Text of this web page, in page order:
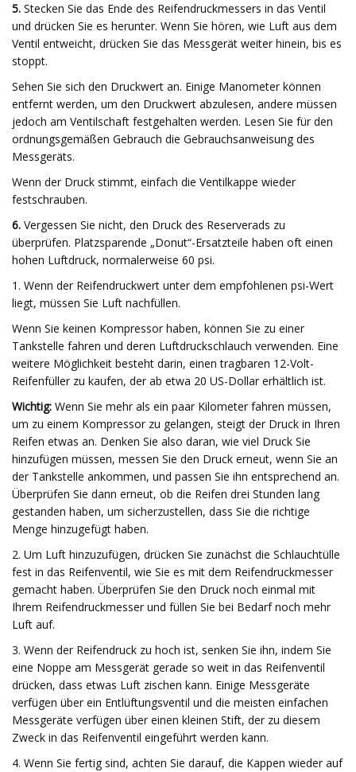
5. Stecken Sie das Ende des Reifendruckmessers in das Ventil
und drücken Sie es herunter. Wenn Sie hören, wie Luft aus dem
Ventil entweicht, drücken Sie das Messgerät weiter hinein, bis es
stoppt.
Sehen Sie sich den Druckwert an. Einige Manometer können
entfernt werden, um den Druckwert abzulesen, andere müssen
jedoch am Ventilschaft festgehalten werden. Lesen Sie für den
ordnungsgemäßen Gebrauch die Gebrauchsanweisung des
Messgeräts.
Wenn der Druck stimmt, einfach die Ventilkappe wieder
festschrauben.
6. Vergessen Sie nicht, den Druck des Reserverads zu
überprüfen. Platzsparende „Donut“-Ersatzteile haben oft einen
hohen Luftdruck, normalerweise 60 psi.
1. Wenn der Reifendruckwert unter dem empfohlenen psi-Wert
liegt, müssen Sie Luft nachfüllen.
Wenn Sie keinen Kompressor haben, können Sie zu einer
Tankstelle fahren und deren Luftdruckschlauch verwenden. Eine
weitere Möglichkeit besteht darin, einen tragbaren 12-Volt-
Reifenfüller zu kaufen, der ab etwa 20 US-Dollar erhältlich ist.
Wichtig: Wenn Sie mehr als ein paar Kilometer fahren müssen,
um zu einem Kompressor zu gelangen, steigt der Druck in Ihren
Reifen etwas an. Denken Sie also daran, wie viel Druck Sie
hinzufügen müssen, messen Sie den Druck erneut, wenn Sie an
der Tankstelle ankommen, und passen Sie ihn entsprechend an.
Überprüfen Sie dann erneut, ob die Reifen drei Stunden lang
gestanden haben, um sicherzustellen, dass Sie die richtige
Menge hinzugefügt haben.
2. Um Luft hinzuzufügen, drücken Sie zunächst die Schlauchtülle
fest in das Reifenventil, wie Sie es mit dem Reifendruckmesser
gemacht haben. Überprüfen Sie den Druck noch einmal mit
Ihrem Reifendruckmesser und füllen Sie bei Bedarf noch mehr
Luft auf.
3. Wenn der Reifendruck zu hoch ist, senken Sie ihn, indem Sie
eine Noppe am Messgerät gerade so weit in das Reifenventil
drücken, dass etwas Luft zischen kann. Einige Messgeräte
verfügen über ein Entlüftungsventil und die meisten einfachen
Messgeräte verfügen über einen kleinen Stift, der zu diesem
Zweck in das Reifenventil eingeführt werden kann.
4. Wenn Sie fertig sind, achten Sie darauf, die Kappen wieder auf